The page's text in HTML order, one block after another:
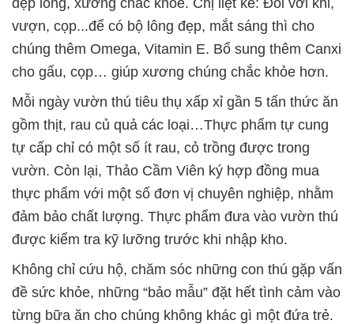
vượn, cọp...để có bộ lông đẹp, mắt sáng thì cho
chúng thêm Omega, Vitamin E. Bổ sung thêm Canxi
cho gấu, cọp… giúp xương chúng chắc khỏe hơn.
Mỗi ngày vườn thú tiêu thụ xấp xỉ gần 5 tấn thức ăn
gồm thịt, rau củ quả các loại…Thực phẩm tự cung
tự cấp chỉ có một số ít rau, cỏ trồng được trong
vườn. Còn lại, Thảo Cầm Viên ký hợp đồng mua
thực phẩm với một số đơn vị chuyên nghiệp, nhằm
đảm bảo chất lượng. Thực phẩm đưa vào vườn thú
được kiểm tra kỹ lưỡng trước khi nhập kho.
Không chỉ cứu hộ, chăm sóc những con thú gặp vấn
đề sức khỏe, những “bảo mẫu” đặt hết tình cảm vào
từng bữa ăn cho chúng không khác gì một đứa trẻ.